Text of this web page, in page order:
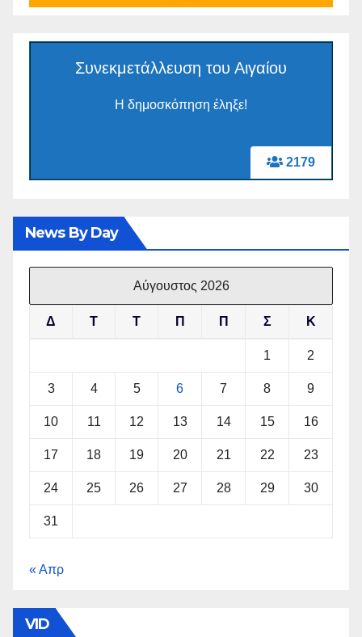
2179
Συνεκμετάλλευση του Αιγαίου
Η δημοσκόπηση έληξε!
News By Day
Αύγουστος 2026
Δ Τ Τ Π Π Σ Κ
1 2
3 4 5 6 7 8 9
10 11 12 13 14 15 16
17 18 19 20 21 22 23
24 25 26 27 28 29 30
31
« Απρ
VID